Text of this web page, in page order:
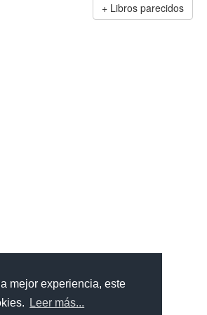
mejor experiencia, este
Leer más...
Libros parecidos